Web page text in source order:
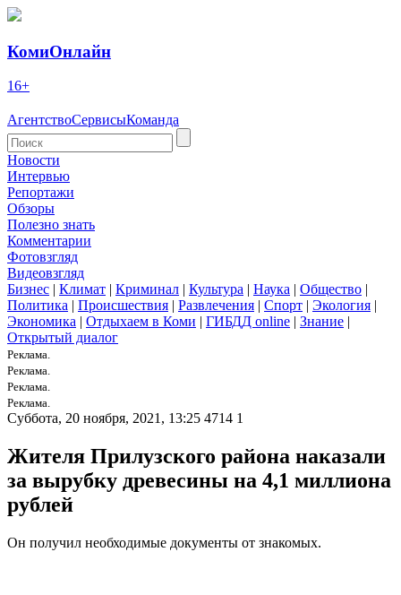
КомиОнлайн
16+
АгентствоСервисыКоманда
Новости
Интервью
Репортажи
Обзоры
Полезно знать
Комментарии
Фотовзгляд
Видеовзгляд
Бизнес | Климат | Криминал | Культура | Наука | Общество |
Политика | Происшествия | Развлечения | Спорт | Экология |
Экономика | Отдыхаем в Коми | ГИБДД online | Знание |
Открытый диалог
Реклама.
Реклама.
Реклама.
Реклама.
Суббота, 20 ноября, 2021, 13:25 4714 1
Жителя Прилузского района наказали
за вырубку древесины на 4,1 миллиона
рублей
Он получил необходимые документы от знакомых.